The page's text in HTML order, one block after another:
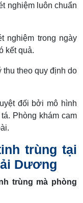
nghiệm luôn chuẩn
nghiệm trong ngày
kết quả.
theo quy định do
đối bởi mô hình
Phòng khám cam
trùng tại
Dương
trùng mà phòng